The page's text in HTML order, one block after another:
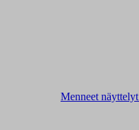
Menneet näyttelyt